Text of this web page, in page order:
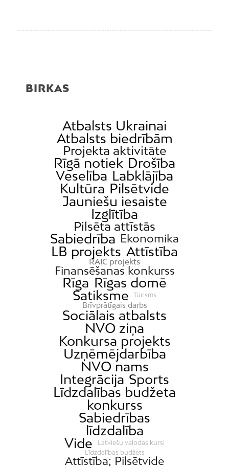
BIRKAS
Atbalsts Ukrainai
Atbalsts biedrībām
Projekta aktivitāte
Rīgā notiek Drošība
Veselība Labklājība
Kultūra Pilsētvide
Jauniešu iesaiste
Izglītība
Pilsēta attīstās
Sabiedrība Ekonomika
LB projekts Attīstība
RAIC projekts
Finansēšanas konkurss
Rīga Rīgas domē
Satiksme
Tūrisms
Brīvprātīgais darbs
Sociālais atbalsts
NVO ziņa
Konkursa projekts
Uzņēmējdarbība
NVO nams
Integrācija Sports
Līdzdalības budžeta
konkurss
Sabiedrības
līdzdalība
Vide
Latviešu valodas kursi
Līdzdalības budžets
Attīstība; Pilsētvide